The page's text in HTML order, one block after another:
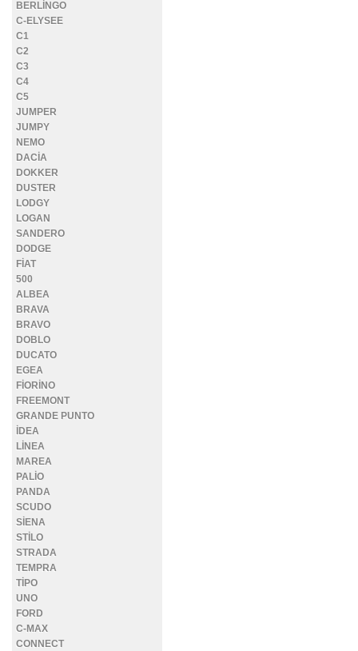
BERLİNGO
C-ELYSEE
C1
C2
C3
C4
C5
JUMPER
JUMPY
NEMO
DACİA
DOKKER
DUSTER
LODGY
LOGAN
SANDERO
DODGE
FİAT
500
ALBEA
BRAVA
BRAVO
DOBLO
DUCATO
EGEA
FİORİNO
FREEMONT
GRANDE PUNTO
İDEA
LİNEA
MAREA
PALİO
PANDA
SCUDO
SİENA
STİLO
STRADA
TEMPRA
TİPO
UNO
FORD
C-MAX
CONNECT